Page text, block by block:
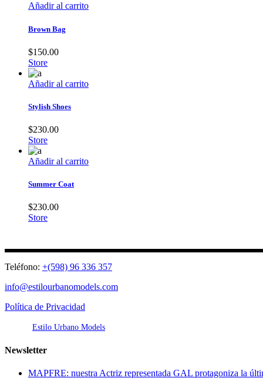
Añadir al carrito
Brown Bag
$150.00
Store
Añadir al carrito
Stylish Shoes
$230.00
Store
Añadir al carrito
Summer Coat
$230.00
Store
Teléfono: +(598) 96 336 357
info@estilourbanomodels.com
Política de Privacidad
Estilo Urbano Models
Newsletter
MAPFRE: nuestra Actriz representada GAL protagoniza la